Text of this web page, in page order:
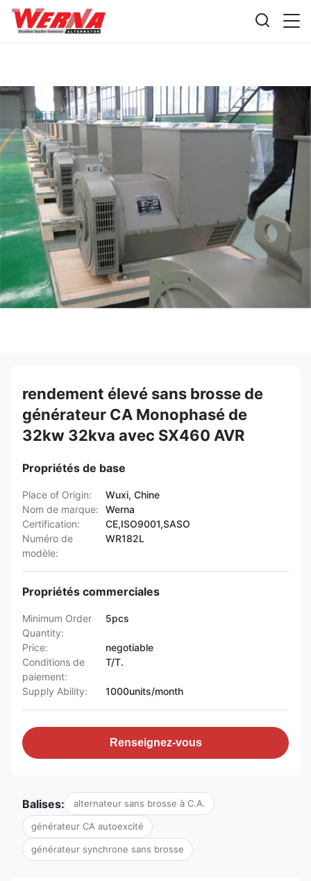
rendement élevé sans brosse de
générateur CA Monophasé de
32kw 32kva avec SX460 AVR
Propriétés de base
Place of Origin:
Wuxi, Chine
Nom de marque:
Werna
Certification:
CE,ISO9001,SASO
Numéro de
modèle:
WR182L
Propriétés commerciales
Minimum Order
Quantity:
5pcs
Price:
negotiable
Conditions de
paiement:
T/T.
Supply Ability: 1000units/month
Renseignez-vous
Balises: alternateur sans brosse à C.A.
générateur CA autoexcité
générateur synchrone sans brosse